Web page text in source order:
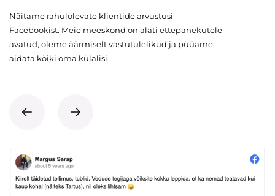
Näitame rahulolevate klientide arvustusi
Facebookist. Meie meeskond on alati ettepanekutele
avatud, oleme äärmiselt vastutulelikud ja püüame
aidata kõiki oma külalisi